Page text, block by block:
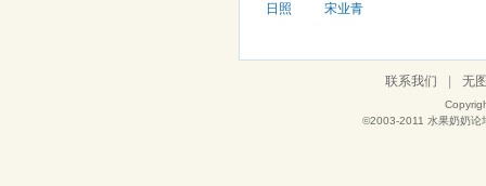
日照 宋业青
联系我们 无
©2003-2011 水果奶奶论